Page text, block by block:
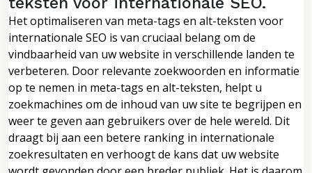
Het optimaliseren van meta-tags en alt-teksten voor
internationale SEO is van cruciaal belang om de
vindbaarheid van uw website in verschillende landen te
verbeteren. Door relevante zoekwoorden en informatie
op te nemen in meta-tags en alt-teksten, helpt u
zoekmachines om de inhoud van uw site te begrijpen en
weer te geven aan gebruikers over de hele wereld. Dit
draagt bij aan een betere ranking in internationale
zoekresultaten en verhoogt de kans dat uw website